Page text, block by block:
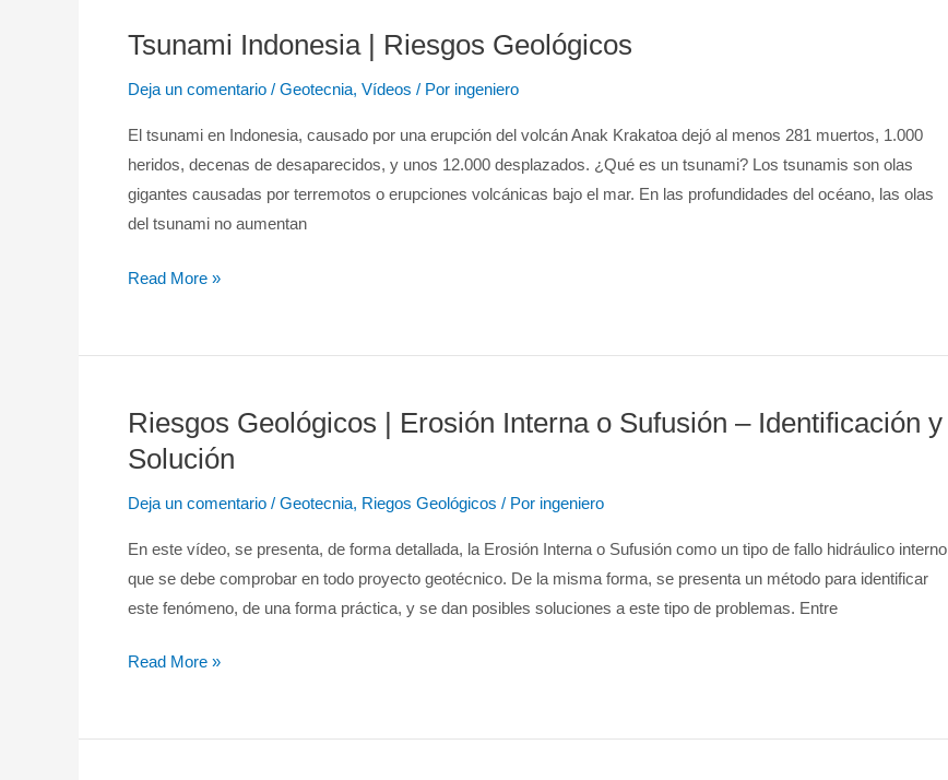
Tsunami Indonesia | Riesgos Geológicos
Deja un comentario / Geotecnia, Vídeos / Por ingeniero
El tsunami en Indonesia, causado por una erupción del volcán Anak Krakatoa dejó al menos 281 muertos, 1.000
heridos, decenas de desaparecidos, y unos 12.000 desplazados. ¿Qué es un tsunami? Los tsunamis son olas
gigantes causadas por terremotos o erupciones volcánicas bajo el mar. En las profundidades del océano, las olas
del tsunami no aumentan
Tsunami
|
Riesgos
Geológicos
Read More »
Riesgos Geológicos | Erosión Interna o Sufusión – Identificación y
Solución
Deja un comentario / Geotecnia, Riegos Geológicos / Por ingeniero
En este vídeo, se presenta, de forma detallada, la Erosión Interna o Sufusión como un tipo de fallo hidráulico interno
que se debe comprobar en todo proyecto geotécnico. De la misma forma, se presenta un método para identificar
este fenómeno, de una forma práctica, y se dan posibles soluciones a este tipo de problemas. Entre
Riesgos
Geológicos
Erosión
Identificación
Read More »